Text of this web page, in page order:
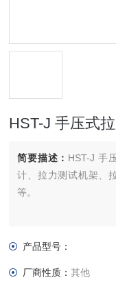
HST-J 手压式
简要描述： HST-J 手
计、拉力测试机架、
等。
产品型号：
厂商性质：其他